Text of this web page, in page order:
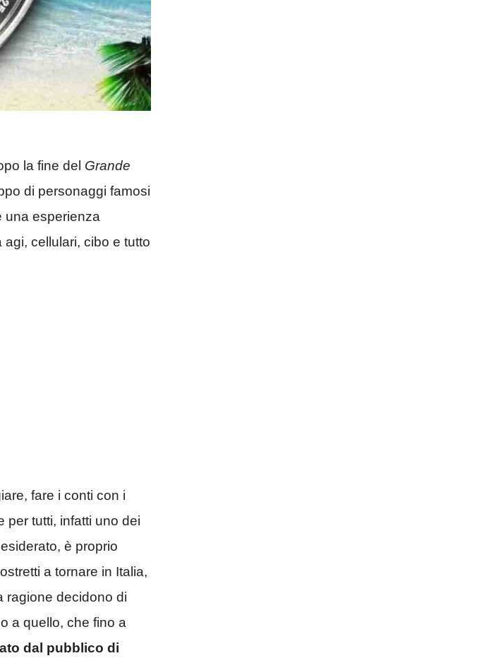
la fine del Grande
di personaggi famosi
una esperienza
cellulari, cibo e tutto
fare i conti con i
per tutti, infatti uno dei
è proprio
a tornare in Italia,
ragione decidono di
a quello, che fino a
dal pubblico di